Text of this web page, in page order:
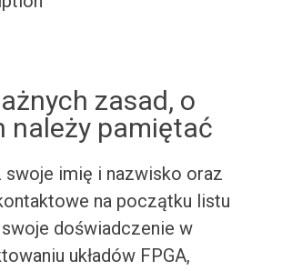
zasad, o
należy pamiętać
swoje imię i nazwisko oraz
na początku listu
doświadczenie w
układów FPGA,